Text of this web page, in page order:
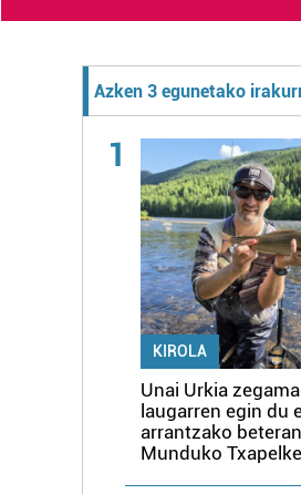
Azken 3 egunetako
1
KIROLA
Unai Urkia
laugarren egin du
arrantzako
Munduko